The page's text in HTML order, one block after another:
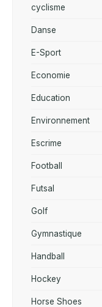
cyclisme
Danse
E-Sport
Economie
Education
Environnement
Escrime
Football
Futsal
Golf
Gymnastique
Handball
Hockey
Horse Shoes